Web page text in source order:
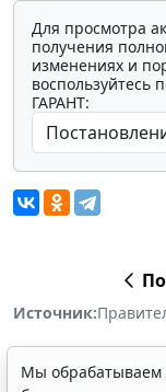
Для просмотра
получения
изменениях и
воспользуйтесь
ГАРАНТ:
Источник:
Мы обрабатываем